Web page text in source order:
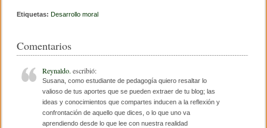
c
b
o
o
k
tt
m
ar
tir
Etiquetas: Desarrollo moral
Comentarios
Reynaldo. escribió:
Susana, como estudiante de pedagogía quiero resaltar lo
valioso de tus aportes que se pueden extraer de tu blog; las
ideas y conocimientos que compartes inducen a la reflexión y
confrontación de aquello que dices, o lo que uno va
aprendiendo desde lo que lee con nuestra realidad